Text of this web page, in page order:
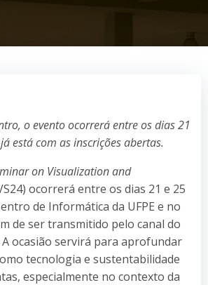
o evento ocorrerá entre os dias 21
está com as inscrições abertas.
on Visualization and
ocorrerá entre os dias 21 e 25
de Informática da UFPE e no
de ser transmitido pelo canal do
ocasião servirá para aprofundar
tecnologia e sustentabilidade
especialmente no contexto da